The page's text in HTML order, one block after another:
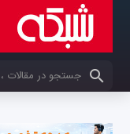
کلمات کلیدی خود را